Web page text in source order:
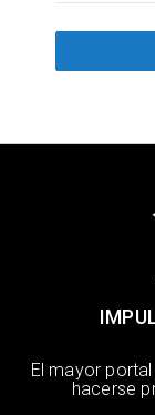
El mayor
hacerse